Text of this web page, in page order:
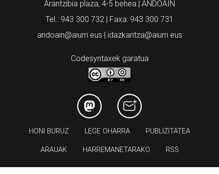
Arantzibia plaza, 4-5 behea | ANDOAIN
Tel.: 943 300 732 | Faxa: 943 300 731
andoain@aiurri.eus | idazkaritza@aiurri.eus
Codesyntaxek garatua
HONI BURUZ LEGE OHARRA PUBLIZITATEA
ARAUAK HARREMANETARAKO RSS